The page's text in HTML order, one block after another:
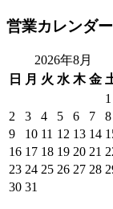
営業カレンダー
2026年8月
日
月 火 水 木 金
1
2
3 4 5 6 7
8
9
10 11 12 13 14
16 17 18 19 20 21
23 24 25 26 27 28
30 31